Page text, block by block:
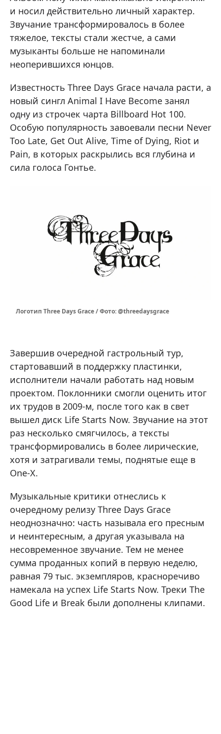
и носил действительно личный характер.
Звучание трансформировалось в более
тяжелое, тексты стали жестче, а сами
музыканты больше не напоминали
неоперившихся юнцов.
Известность Three Days Grace начала расти, а
новый сингл Animal I Have Become занял
одну из строчек чарта Billboard Hot 100.
Особую популярность завоевали песни Never
Too Late, Get Out Alive, Time of Dying, Riot и
Pain, в которых раскрылись вся глубина и
сила голоса Гонтье.
Логотип Three Days Grace / Фото: @threedaysgrace
Завершив очередной гастрольный тур,
стартовавший в поддержку пластинки,
исполнители начали работать над новым
проектом. Поклонники смогли оценить итог
их трудов в 2009-м, после того как в свет
вышел диск Life Starts Now. Звучание на этот
раз несколько смягчилось, а тексты
трансформировались в более лирические,
хотя и затрагивали темы, поднятые еще в
One-X.
Музыкальные критики отнеслись к
очередному релизу Three Days Grace
неоднозначно: часть называла его пресным
и неинтересным, а другая указывала на
несовременное звучание. Тем не менее
сумма проданных копий в первую неделю,
равная 79 тыс. экземпляров, красноречиво
намекала на успех Life Starts Now. Треки The
Good Life и Break были дополнены клипами.